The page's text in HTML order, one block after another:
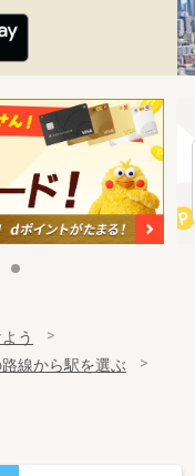
う
線から駅を選ぶ